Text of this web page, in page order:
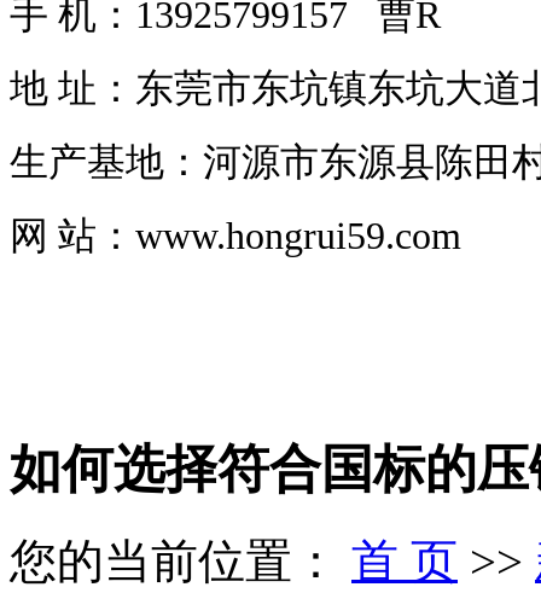
手 机：13925799157 曹R
地 址：东莞市东坑镇东坑大道
生产基地：河源市东源县陈田
网 站：www.hongrui59.com
如何选择符合国标的
您的当前位置： 首 页 >>